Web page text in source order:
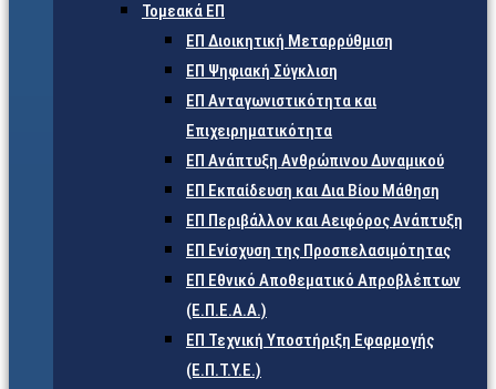
Τομεακά ΕΠ
ΕΠ Διοικητική Μεταρρύθμιση
ΕΠ Ψηφιακή Σύγκλιση
ΕΠ Ανταγωνιστικότητα και
Επιχειρηματικότητα
ΕΠ Ανάπτυξη Ανθρώπινου Δυναμικού
ΕΠ Εκπαίδευση και Δια Βίου Μάθηση
ΕΠ Περιβάλλον και Αειφόρος Ανάπτυξη
ΕΠ Ενίσχυση της Προσπελασιμότητας
ΕΠ Εθνικό Αποθεματικό Απροβλέπτων
(Ε.Π.Ε.Α.Α.)
ΕΠ Τεχνική Υποστήριξη Εφαρμογής
(Ε.Π.Τ.Υ.Ε.)